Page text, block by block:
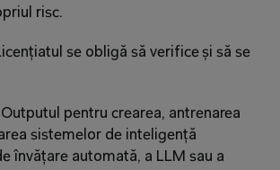
risc.
se obligă să verifice și să se
pentru crearea, antrenarea
sistemelor de inteligență
învățare automată, a LLM sau a